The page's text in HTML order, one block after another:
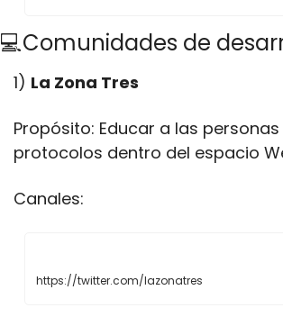
💻Comunidades de
1) La Zona Tres
Propósito: Educar a las
protocolos dentro del espacio
Canales:
https://twitter.com/lazonatres